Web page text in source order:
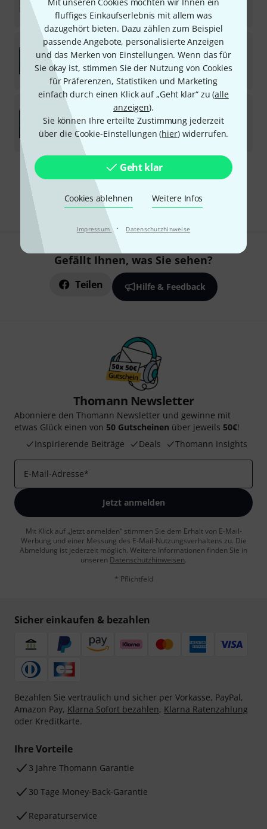
fluffiges Einkaufserlebnis mit allem was
dazugehört bieten. Dazu zählen zum Beispiel
passende Angebote, personalisierte Anzeigen
und das Merken von Einstellungen. Wenn das für
Sie okay ist, stimmen Sie der Nutzung von Cookies
für Präferenzen, Statistiken und Marketing
einfach durch einen Klick auf „Geht klar“ zu (alle
anzeigen).
Sie können Ihre erteilte Zustimmung jederzeit
über die Cookie-Einstellungen (hier) widerrufen.
Geht klar
Cookies ablehnen Weitere Infos
Impressum · Datenschutzhinweise
Download-Lizenz
94€
Acon DigitalAcoustica Post Prod. Suite
Download-Lizenz
298€
Acon DigitalEverything Bundle
477 €
Kostenloser Versand ab € 69
Alle Preise inkl. MwSt.
Gefällt Ihnen, was Sie sehen?
Teilen Hilfe & Feedback
Thomann Newsletter
Abonniere den Thomann Newsletter und gewinne mit
etwas Glück einen von 50 Gutscheinen über jeweils 50€!
Inspirierende Beiträge
Deals Thomann Insights
E-Mail-Adresse*
Jetzt anmelden
Mit Klick auf „Jetzt anmelden“ stimmen Sie dem Erhalt von E-Mail-
Werbung und einer Messung des E-Mail-Nutzungsverhaltens zu. Die
Abmeldung ist jederzeit möglich. Weitere Informationen finden Sie in
unseren Datenschutzhinweisen.
* Pflichtfeld
Sicher einkaufen & bezahlen
Bezahlen Sie vertraulich und sicher per Vorkasse, PayPal,
Amazon Pay, Klarna Sofort bezahlen, Klarna Ratenzahlung
oder Kreditkarte.
Ihre Vorteile
3 Jahre Thomann Garantie
30 Tage Money-Back-Garantie
Reparaturservice